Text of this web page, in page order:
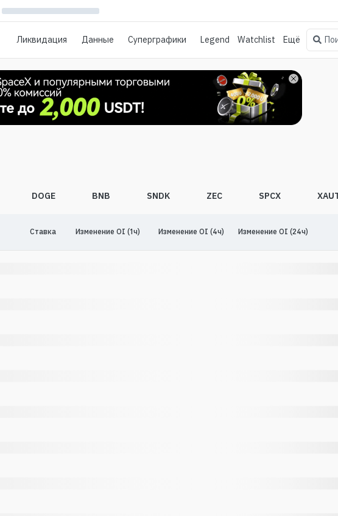
Ликвидация Данные Суперграфики Legend Watchlist Ещё
DOGE BNB SNDK ZEC SPCX
Ставка Изменение OI (1ч) Изменение OI (4ч) Изменение OI (24ч)